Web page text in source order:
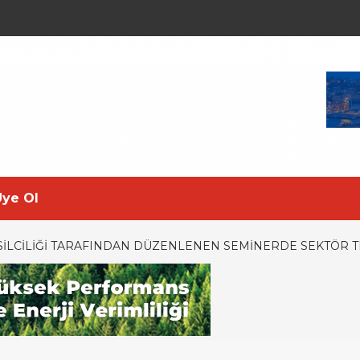
Ol
TARAFINDAN DÜZENLENEN SEMINERDE SEKTÖR